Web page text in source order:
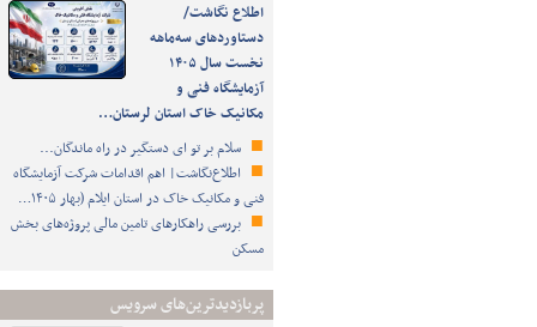
اطلاع نگاشت/
دستاوردهای سه‌ماهه
نخست سال ۱۴۰۵
آزمایشگاه فنی و
مکانیک خاک استان لرستان…
سلام بر تو ای دستگیر در راه ماندگان...
اطلاع‌نگاشت| اهم اقدامات شرکت آزمایشگاه
فنی و مکانیک خاک در استان ایلام (بهار ۱۴۰۵…
بررسی راهکارهای تامین مالی پروژه‌های بخش
مسکن
پربازدیدترین‌های سرویس